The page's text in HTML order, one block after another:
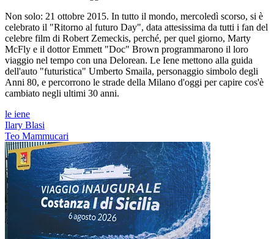
Non solo: 21 ottobre 2015. In tutto il mondo, mercoledì scorso, si è
celebrato il "Ritorno al futuro Day", data attesissima da tutti i fan del
celebre film di Robert Zemeckis, perché, per quel giorno, Marty
McFly e il dottor Emmett "Doc" Brown programmarono il loro
viaggio nel tempo con una Delorean. Le Iene mettono alla guida
dell'auto "futuristica" Umberto Smaila, personaggio simbolo degli
Anni 80, e percorrono le strade della Milano d'oggi per capire cos'è
cambiato negli ultimi 30 anni.
le iene
Ilary Blasi
Teo Mammucari